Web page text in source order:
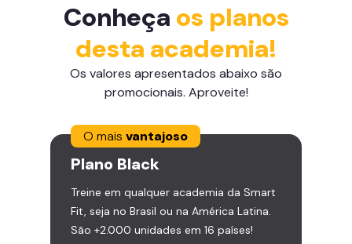
Conheça os planos
desta academia!
Os valores apresentados abaixo são
promocionais. Aproveite!
O mais vantajoso
Plano Black
Treine em qualquer academia da Smart
Fit, seja no Brasil ou na América Latina.
São +2.000 unidades em 16 países!